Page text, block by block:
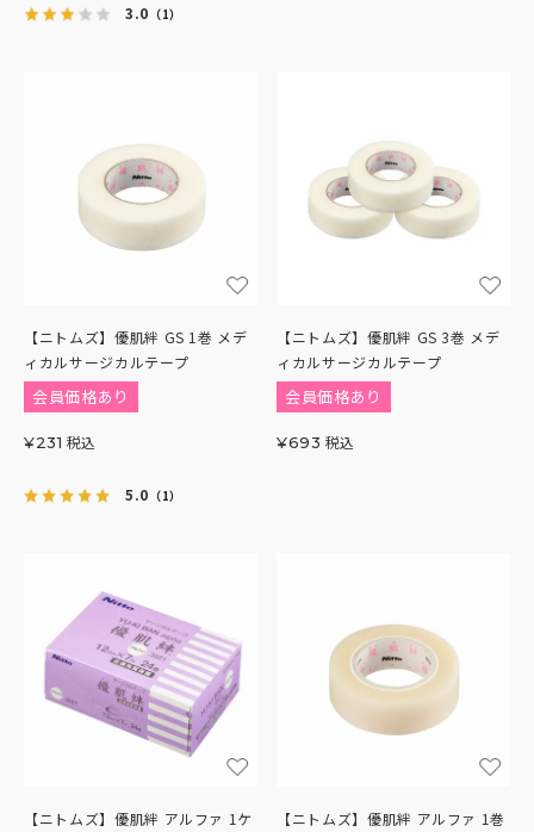
3.0 （1）
【ニトムズ】優肌絆 GS 1巻 メデ
ィカルサージカルテープ
会員価格あり
¥231 税込
5.0 （1）
【ニトムズ】優肌絆 GS 3巻 メデ
ィカルサージカルテープ
会員価格あり
¥693 税込
【ニトムズ】優肌絆 アルファ 1ケ
【ニトムズ】優肌絆 アルファ 1巻